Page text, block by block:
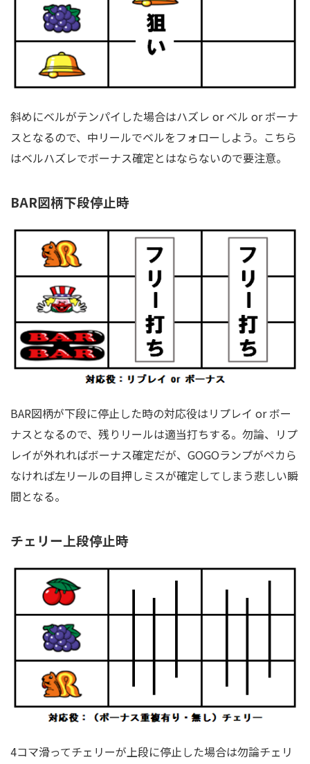
斜めにベルがテンパイした場合はハズレ or ベル or ボーナ
スとなるので、中リールでベルをフォローしよう。こちら
はベルハズレでボーナス確定とはならないので要注意。
BAR図柄下段停止時
BAR図柄が下段に停止した時の対応役はリプレイ or ボー
ナスとなるので、残りリールは適当打ちする。勿論、リプ
レイが外れればボーナス確定だが、GOGOランプがペカら
なければ左リールの目押しミスが確定してしまう悲しい瞬
間となる。
チェリー上段停止時
4コマ滑ってチェリーが上段に停止した場合は勿論チェリ